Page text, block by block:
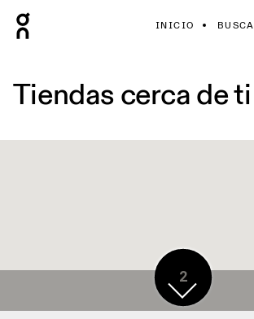
INICIO
Tiendas cerca de ti
2